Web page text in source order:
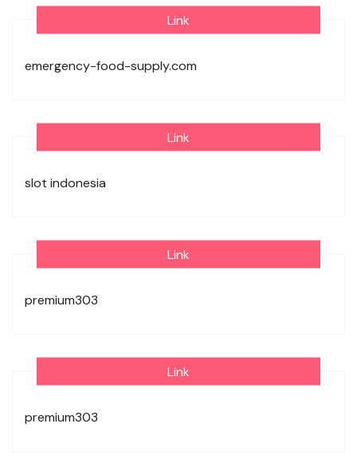
Link
emergency-food-supply.com
Link
slot indonesia
Link
premium303
Link
premium303